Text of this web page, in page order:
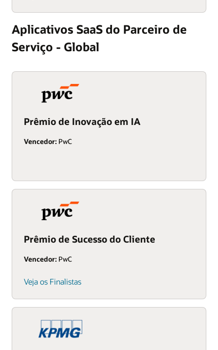
Aplicativos SaaS do Parceiro de
Serviço - Global
Prêmio de Inovação em IA
Vencedor: PwC
Prêmio de Sucesso do Cliente
Vencedor: PwC
Veja os Finalistas